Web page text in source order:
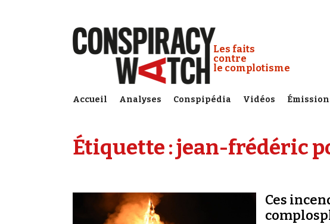
Conspiracy Watch :
Les faits
contre
le complotisme
Accueil Analyses Conspipédia Vidéos
Étiquette :jean-frédéric
Ces